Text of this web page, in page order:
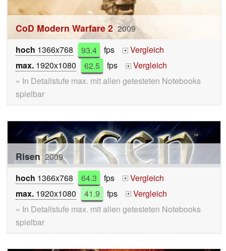
CoD Modern Warfare 2 2009
hoch 1366x768 93.4 fps +
Vergleich
max. 1920x1080 62.5 fps +
Vergleich
» In Detailstufe max. mit allen getesteten Notebooks
spielbar
Risen 2009
hoch 1366x768 64.3 fps +
Vergleich
max. 1920x1080 41.9 fps +
Vergleich
» In Detailstufe max. mit allen getesteten Notebooks
spielbar